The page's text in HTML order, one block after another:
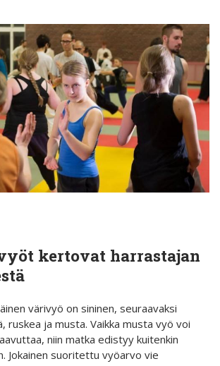
kertovat harrastajan
värivyö on sininen, seuraavaksi
ruskea ja musta. Vaikka musta vyö voi
niin matka edistyy kuitenkin
Jokainen suoritettu vyöarvo vie